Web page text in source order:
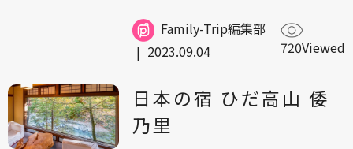
Family-Trip編集部
| 2023.09.04 720Viewed
日本の宿 ひだ高山 倭
乃里